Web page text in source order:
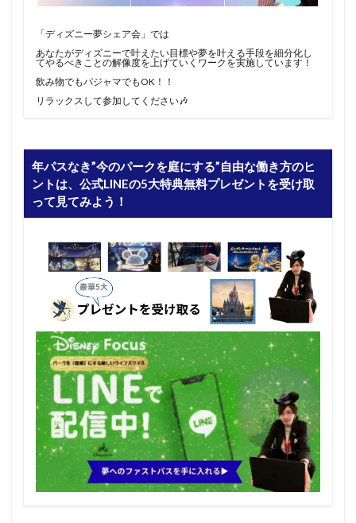
「ディズニー夢シェア会」では
あなたがディズニーで叶えたい目標や夢を叶える手段を細分化し
てやるべきことの解像度を上げていくワークを実施しています！
飲み物でもパジャマでもOK！！
リラックスして参加してください🎶
年パスなき”今のパークを庭にする”自由な働き方のヒ
ントは、公式LINEの5大特典無料プレゼントを受け取
って見てみよう！